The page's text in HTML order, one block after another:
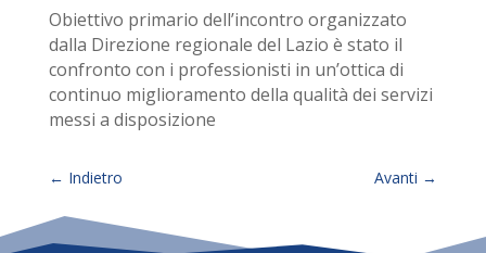
Obiettivo primario dell’incontro organizzato
dalla Direzione regionale del Lazio è stato il
confronto con i professionisti in un’ottica di
continuo miglioramento della qualità dei servizi
messi a disposizione
← Indietro Avanti →